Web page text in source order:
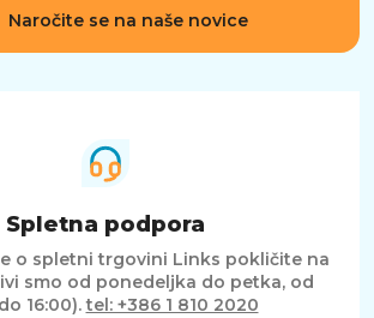
Naročite se na naše novice
Spletna podpora
o spletni trgovini Links pokličite na
smo od ponedeljka do petka, od
16:00).tel: +386 1 810 2020